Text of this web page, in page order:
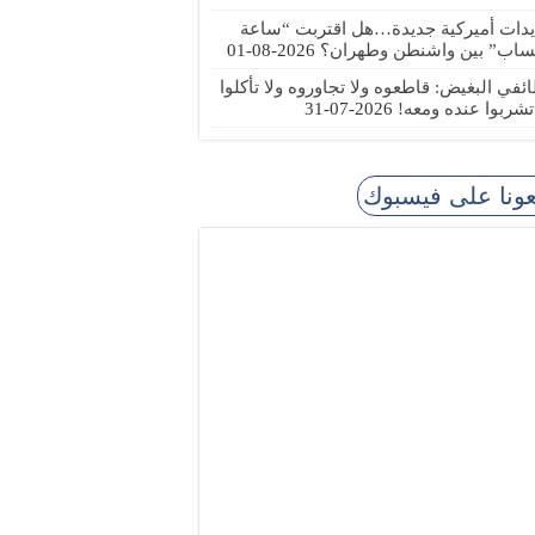
أميركية جديدة…هل اقتربت “ساعة
بين واشنطن وطهران؟ 2026-08-01
البغيض: قاطعوه ولا تجاوروه ولا تأكلوا
تشربوا عنده ومعه! 2026-07-31
على فيسبوك